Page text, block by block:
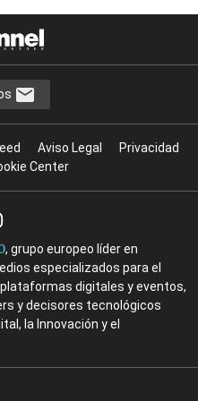
Aviso Legal
Privacidad
Center
, grupo europeo líder en
especializados para el
digitales y eventos,
y decisores tecnológicos
la Innovación y el